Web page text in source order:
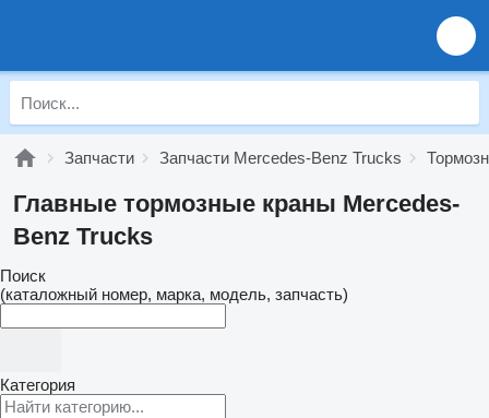
Запчасти Запчасти Mercedes-Benz Trucks
Главные тормозные краны Mercedes-
Benz Trucks
Поиск
(каталожный номер, марка, модель, запчасть)
Категория